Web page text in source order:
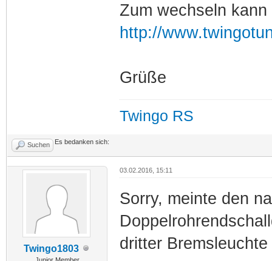
Zum wechseln
http://
Grüße
Twingo RS
Suchen Es bedanken sich:
Twingo1803
03.02.2016, 15:11
Sorry, meinte den
dritter Bremsleuchte